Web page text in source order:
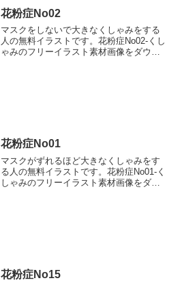
花粉症No02
マスクをしないで大きなくしゃみをする
人の無料イラストです。花粉症No02-くし
ゃみのフリーイラスト素材画像をダウン
花粉症No01
マスクがずれるほど大きなくしゃみをす
る人の無料イラストです。花粉症No01-く
しゃみのフリーイラスト素材画像をダウ
花粉症No15